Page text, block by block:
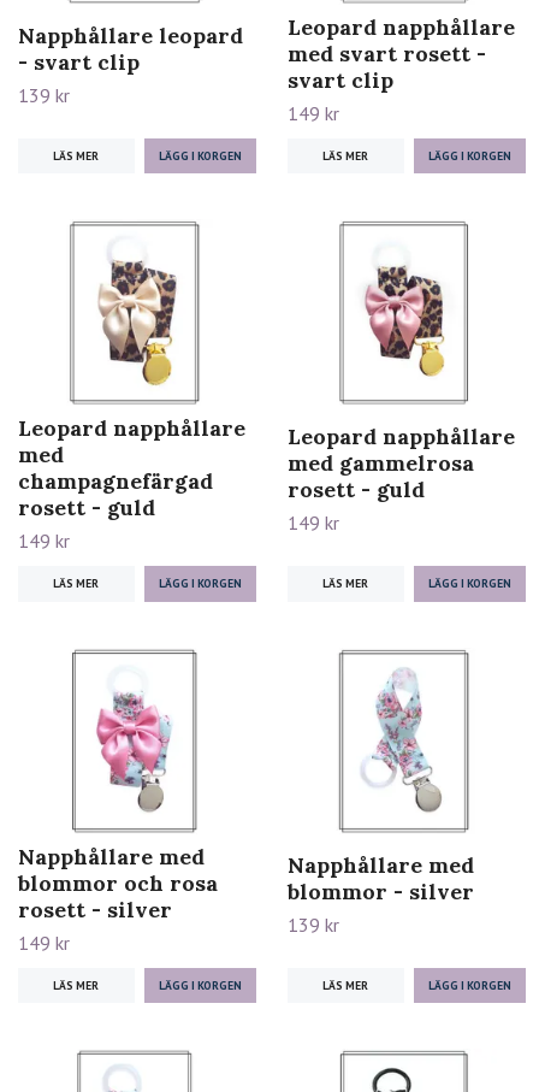
Napphållare leopard
- svart clip
139 kr
LÄS MER
Leopard napphållare
med svart rosett -
svart clip
149 kr
LÄS MER
Leopard napphållare
med
champagnefärgad
rosett - guld
149 kr
LÄS MER
Leopard napphållare
med gammelrosa
rosett - guld
149 kr
LÄS MER
Napphållare med
blommor och rosa
rosett - silver
149 kr
LÄS MER
Napphållare med
blommor - silver
139 kr
LÄS MER